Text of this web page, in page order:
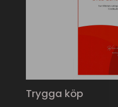
Trygga köp